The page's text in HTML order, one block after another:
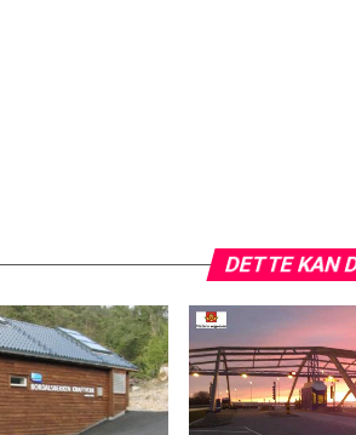
DETTE KAN